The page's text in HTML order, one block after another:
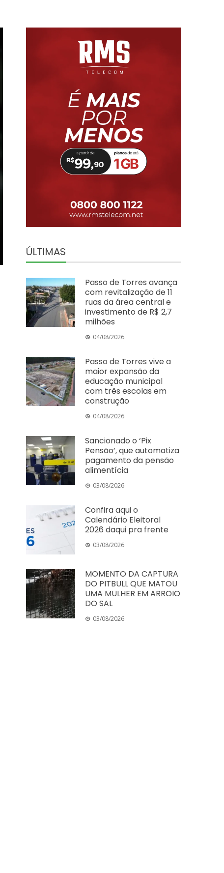
ÚLTIMAS
Passo de Torres avança
com revitalização de 11
ruas da área central e
investimento de R$ 2,7
milhões
04/08/2026
Passo de Torres vive a
maior expansão da
educação municipal
com três escolas em
construção
04/08/2026
Sancionado o ‘Pix
Pensão’, que automatiza
pagamento da pensão
alimentícia
03/08/2026
Confira aqui o
Calendário Eleitoral
2026 daqui pra frente
03/08/2026
MOMENTO DA CAPTURA
DO PITBULL QUE MATOU
UMA MULHER EM ARROIO
DO SAL
03/08/2026